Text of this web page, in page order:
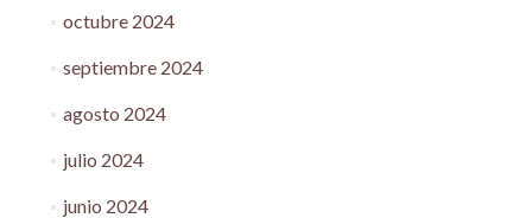
octubre 2024
septiembre 2024
agosto 2024
julio 2024
junio 2024